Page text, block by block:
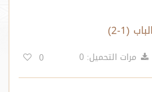
(1-2)
مرات التحميل: 0 0